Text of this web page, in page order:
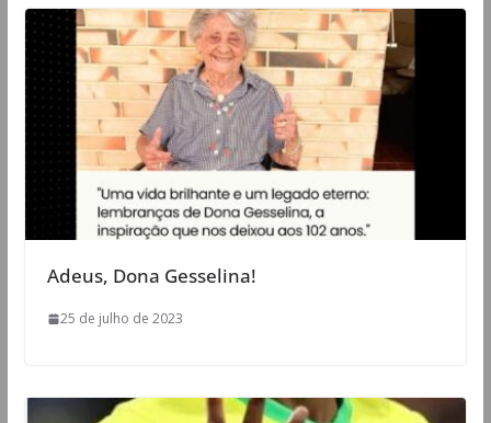
Adeus, Dona Gesselina!
25 de julho de 2023